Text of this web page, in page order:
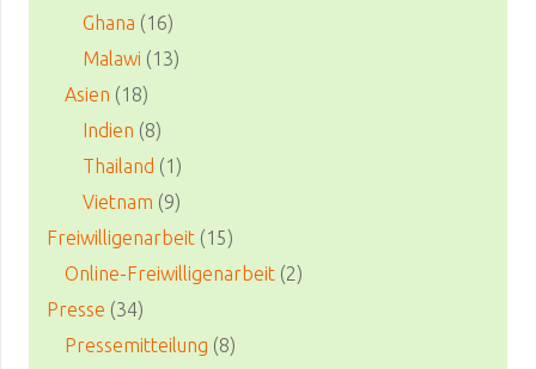
Ghana (16)
Malawi (13)
Asien (18)
Indien (8)
Thailand (1)
Vietnam (9)
Freiwilligenarbeit (15)
Online-Freiwilligenarbeit (2)
Presse (34)
Pressemitteilung (8)